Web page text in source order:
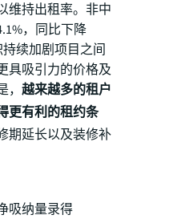
维持出租率。非中
，同比下降
续加剧项目之间
具吸引力的价格及
越来越多的租户
更有利的租约条
期延长以及装修补
吸纳量录得